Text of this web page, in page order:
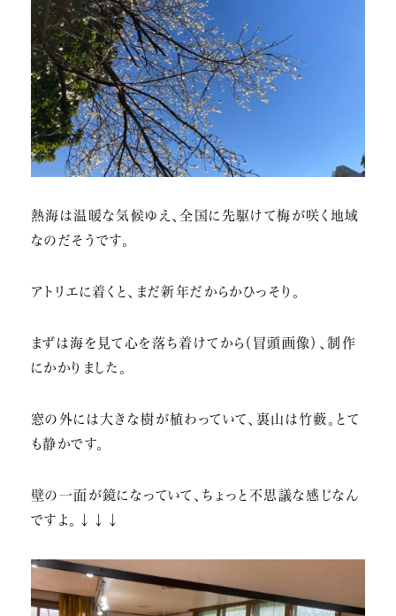
熱海は温暖な気候ゆえ、全国に先駆けて梅が咲く地域
なのだそうです。
アトリエに着くと、まだ新年だからかひっそり。
まずは海を見て心を落ち着けてから（冒頭画像）、制作
にかかりました。
窓の外には大きな樹が植わっていて、裏山は竹藪。とて
も静かです。
壁の一面が鏡になっていて、ちょっと不思議な感じなん
ですよ。↓↓↓